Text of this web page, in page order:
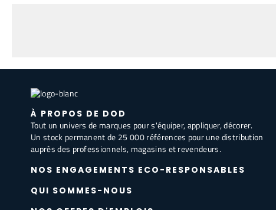
À PROPOS DE DOD
Tout un univers de marques pour s'équiper, appliquer, décorer.
Un stock permanent de 25 000 références pour une distribution
auprès des professionnels, magasins et revendeurs.
NOS ENGAGEMENTS ECO-RESPONSABLES
QUI SOMMES-NOUS